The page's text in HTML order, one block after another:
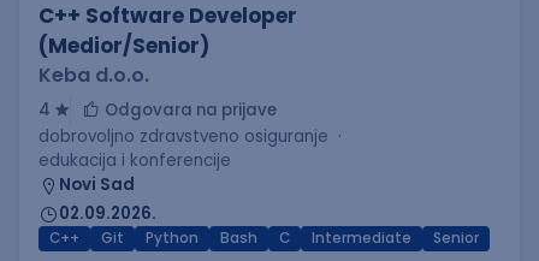
C++ Software Developer
(Medior/Senior)
Keba d.o.o.
4
Odgovara na prijave
dobrovoljno zdravstveno osiguranje
edukacija i konferencije
Novi Sad
02.09.2026.
C++ Git Python Bash C Intermediate Senior